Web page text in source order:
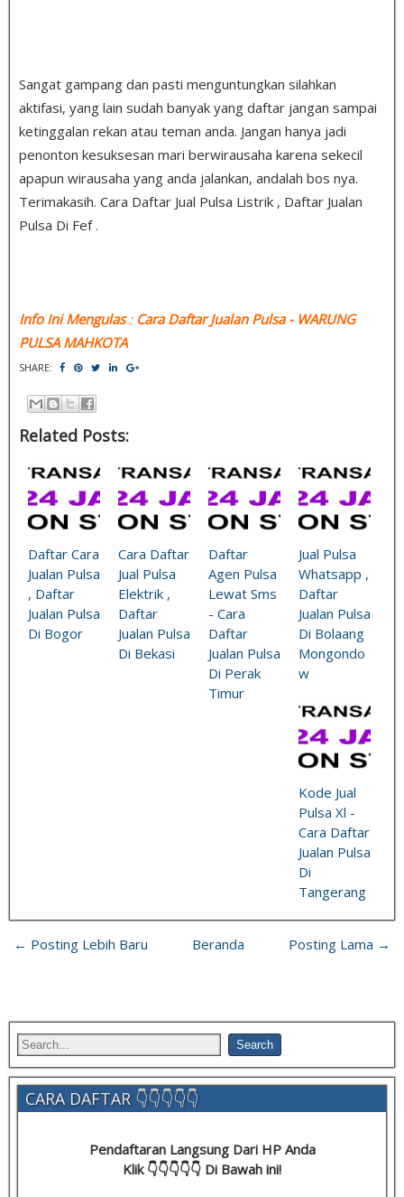
Sangat gampang dan pasti menguntungkan silahkan
aktifasi, yang lain sudah banyak yang daftar jangan sampai
ketinggalan rekan atau teman anda. Jangan hanya jadi
penonton kesuksesan mari berwirausaha karena sekecil
apapun wirausaha yang anda jalankan, andalah bos nya.
Terimakasih. Cara Daftar Jual Pulsa Listrik , Daftar Jualan
Pulsa Di Fef .
Info Ini Mengulas: Cara Daftar Jualan Pulsa- WARUNG
PULSA MAHKOTA
SHARE:
Related Posts:
Daftar Cara
Jualan Pulsa
, Daftar
Jualan Pulsa
Di Bogor
Cara Daftar
Jual Pulsa
Elektrik ,
Daftar
Jualan Pulsa
Di Bekasi
Daftar
Agen Pulsa
Lewat Sms
- Cara
Daftar
Jualan Pulsa
Di Perak
Timur
Jual Pulsa
Whatsapp ,
Daftar
Jualan Pulsa
Di Bolaang
Mongondo
w
Kode Jual
Pulsa Xl -
Cara Daftar
Jualan Pulsa
Di
Tangerang
← Posting Lebih Baru Posting Lama →
Beranda
CARA DAFTAR 👇👇👇👇👇
Pendaftaran Langsung Dari HP Anda
Klik 👇👇👇👇👇 Di Bawah ini!